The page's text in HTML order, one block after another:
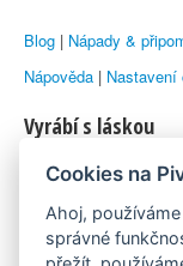
Blog | Nápady &
Nápověda | Nastavení
Vyrábí s láskou
© 2010–2026 by
Máme rádi
Cookies na
Ahoj,
správné